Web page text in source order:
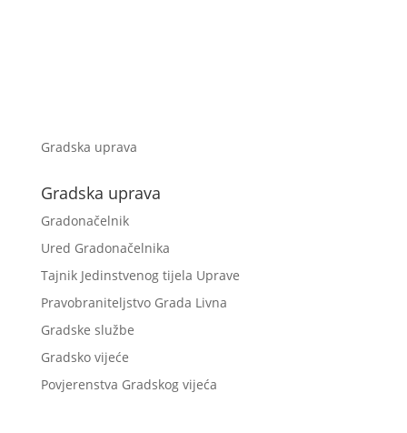
Gradska uprava
Gradska uprava
Gradonačelnik
Ured Gradonačelnika
Tajnik Jedinstvenog tijela Uprave
Pravobraniteljstvo Grada Livna
Gradske službe
Gradsko vijeće
Povjerenstva Gradskog vijeća